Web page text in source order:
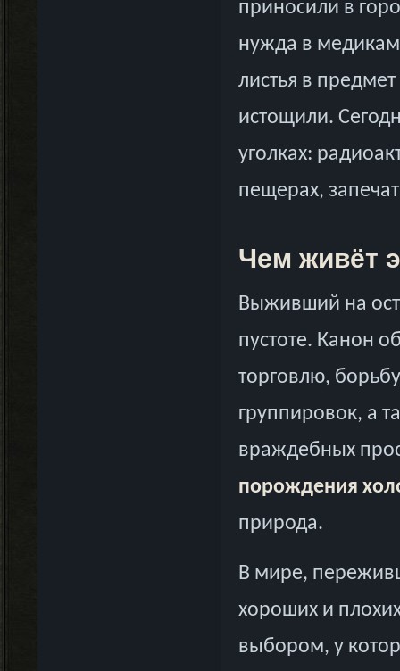
приносили в
нужда в
листья в
истощили.
уголках:
пещерах,
Чем живёт
Выживший на
пустоте. Канон
торговлю,
группировок, а
враждебных
порождения
природа.
В мире,
хороших и
выбором, у